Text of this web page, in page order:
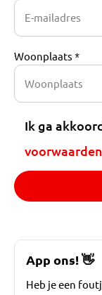
Woonplaats *
Ik ga
App ons!👋
Heb je een